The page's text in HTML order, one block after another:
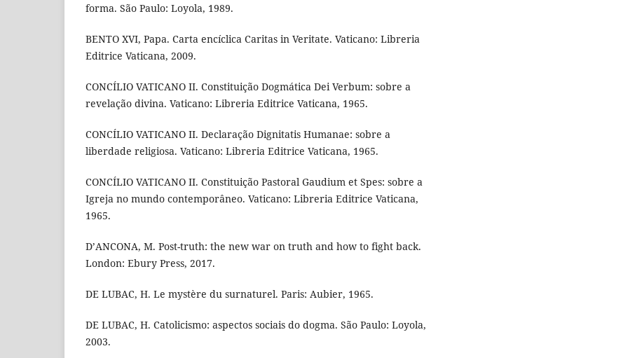
forma. São Paulo: Loyola, 1989.
BENTO XVI, Papa. Carta encíclica Caritas in Veritate. Vaticano: Libreria
Editrice Vaticana, 2009.
CONCÍLIO VATICANO II. Constituição Dogmática Dei Verbum: sobre a
revelação divina. Vaticano: Libreria Editrice Vaticana, 1965.
CONCÍLIO VATICANO II. Declaração Dignitatis Humanae: sobre a
liberdade religiosa. Vaticano: Libreria Editrice Vaticana, 1965.
CONCÍLIO VATICANO II. Constituição Pastoral Gaudium et Spes: sobre a
Igreja no mundo contemporâneo. Vaticano: Libreria Editrice Vaticana,
1965.
D’ANCONA, M. Post-truth: the new war on truth and how to fight back.
London: Ebury Press, 2017.
DE LUBAC, H. Le mystère du surnaturel. Paris: Aubier, 1965.
DE LUBAC, H. Catolicismo: aspectos sociais do dogma. São Paulo: Loyola,
2003.